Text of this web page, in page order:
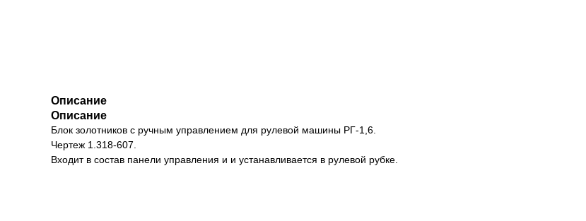
Описание
Описание
Блок золотников с ручным управлением для рулевой машины РГ-1,6.
Чертеж 1.318-607.
Входит в состав панели управления и и устанавливается в рулевой рубке.